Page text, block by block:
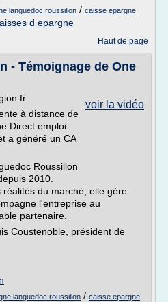
languedoc roussillon / caisse epargne
d epargne
Haut de page
- Témoignage de One
voir la vidéo
à distance de
Direct emploi
a généré un CA
Roussillon
2010.
du marché, elle gère
l'entreprise au
partenaire.
Coustenoble, président de
languedoc roussillon / caisse epargne